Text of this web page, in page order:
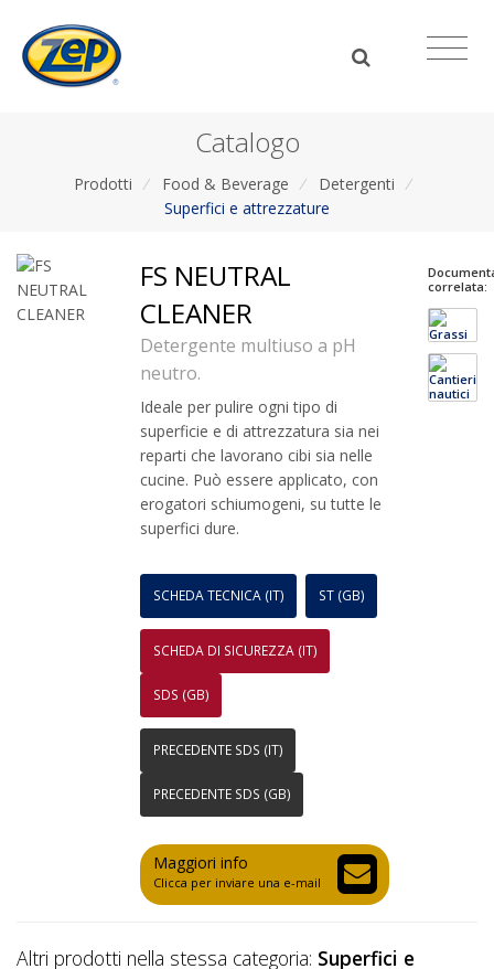
Catalogo
Prodotti / Food & Beverage / Detergenti /
Superfici e attrezzature
FS NEUTRAL
CLEANER
Detergente multiuso a pH
neutro.
Ideale per pulire ogni tipo di
superficie e di attrezzatura sia nei
reparti che lavorano cibi sia nelle
cucine. Può essere applicato, con
erogatori schiumogeni, su tutte le
superfici dure.
SCHEDA TECNICA (IT) ST (GB)
SCHEDA DI SICUREZZA (IT)
SDS (GB)
PRECEDENTE SDS (IT)
PRECEDENTE SDS (GB)
Maggiori info
Clicca per inviare una e-mail
correlata:
Altri prodotti nella stessa categoria: Superfici e